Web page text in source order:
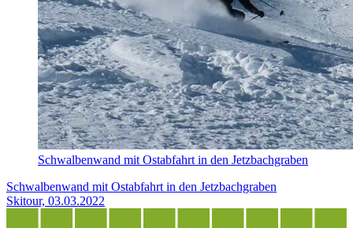
Schwalbenwand mit Ostabfahrt in den Jetzbachgraben
Schwalbenwand mit Ostabfahrt in den Jetzbachgraben
Skitour, 03.03.2022